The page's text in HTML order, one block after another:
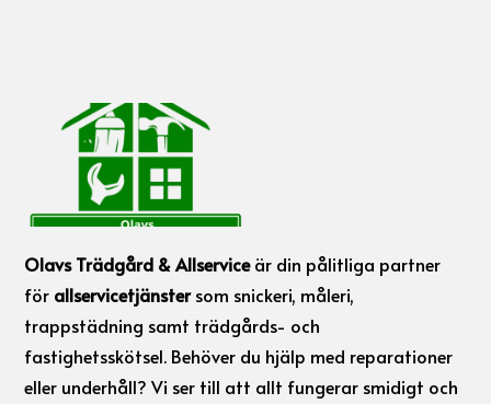
Olavs Trädgård & Allserviceär din pålitliga partner
för allservicetjänstersom snickeri, måleri,
trappstädning samt trädgårds- och
fastighetsskötsel. Behöver du hjälp med reparationer
eller underhåll? Vi ser till att allt fungerar smidigt och